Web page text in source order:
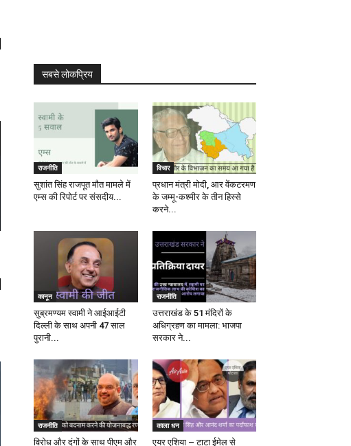
सबसे लोकप्रिय
राजनीति
सुशांत सिंह राजपूत मौत मामले में
एम्स की रिपोर्ट पर संसदीय...
विचार
प्रधान मंत्री मोदी, आर वेंकटरमण
के जम्मू-कश्मीर के तीन हिस्से
करने...
कानून
सुब्रमण्यम स्वामी ने आईआईटी
दिल्ली के साथ अपनी 47 साल
पुरानी...
राजनीति
उत्तराखंड के 51 मंदिरों के
अधिग्रहण का मामला: भाजपा
सरकार ने...
राजनीति
विरोध और दंगों के साथ पीएम और
काला धन
एयर एशिया – टाटा ईमेल से